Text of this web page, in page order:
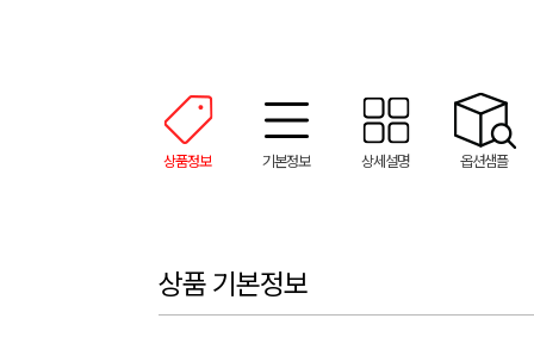
상품정보 기본정보 상세설명 옵션샘플
상품 기본정보